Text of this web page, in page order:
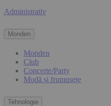
Administrativ
Monden
Monden
Club
Concerte/Party
Modă și frumusețe
Tehnologie